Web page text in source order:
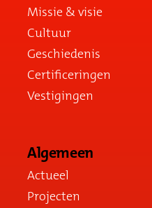
Missie & visie
Cultuur
Geschiedenis
Certificeringen
Vestigingen
Algemeen
Actueel
Projecten